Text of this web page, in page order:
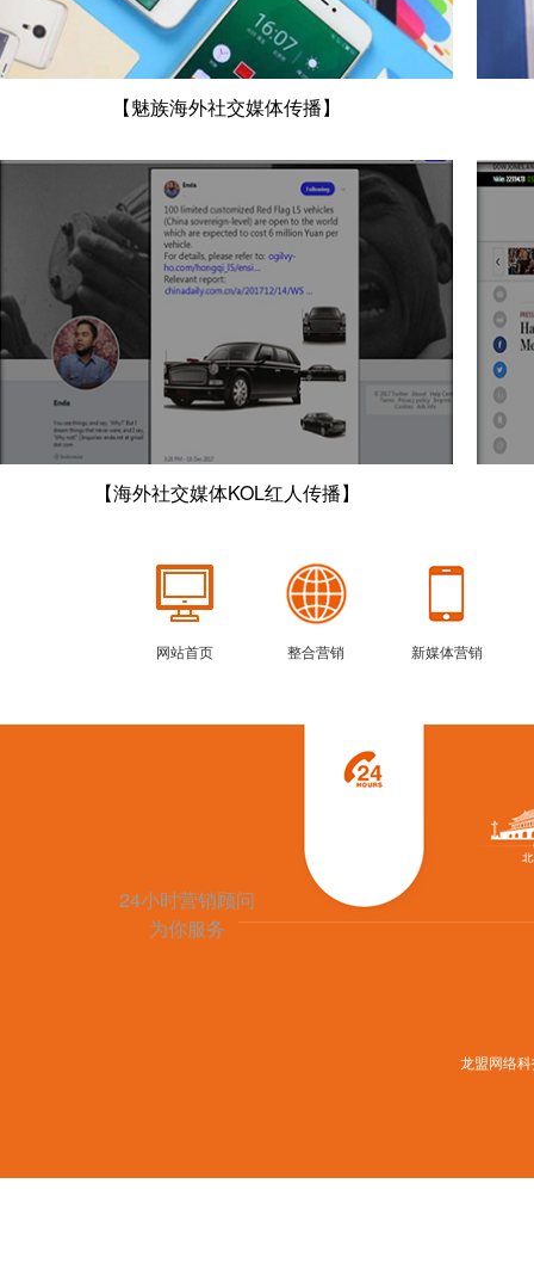
【魅族海外社交媒体传播】
【海外社交媒体KOL红人传播】
网站首页 整合营销 新媒体营销
24小时营销顾问
为你服务
龙盟网络